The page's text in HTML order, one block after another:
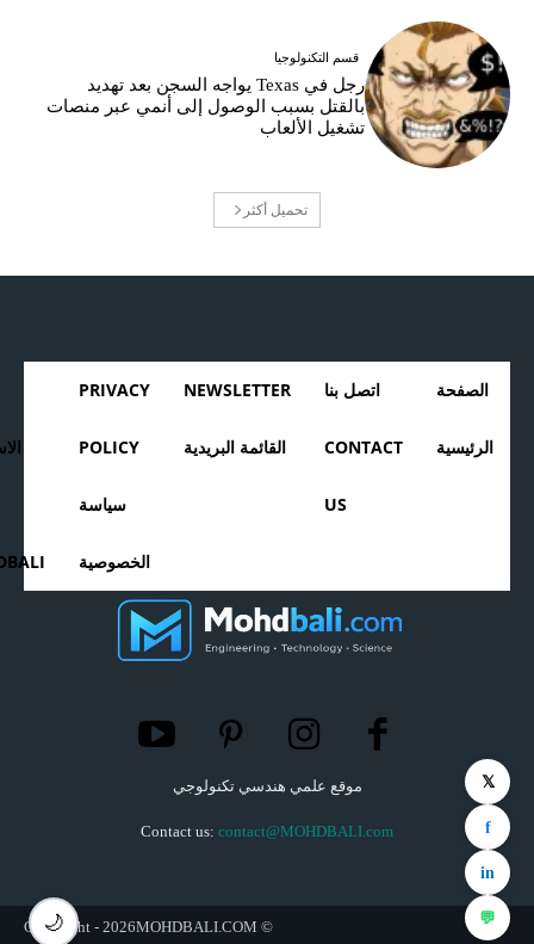
قسم التكنولوجيا
رجل في Texas يواجه السجن بعد تهديد
بالقتل بسبب الوصول إلى أنمي عبر منصات
تشغيل الألعاب
تحميل أكثر
الصفحة
الرئيسية
اتصل بنا
CONTACT
US
NEWSLETTER
القائمة البريدية
PRIVACY
POLICY
سياسة
الخصوصية
موقع علمي هندسي تكنولوجي
Contact us: contact@MOHDBALI.com
© Copyright - 2026MOHDBALI.COM
🌙
𝕏
f
in
💬